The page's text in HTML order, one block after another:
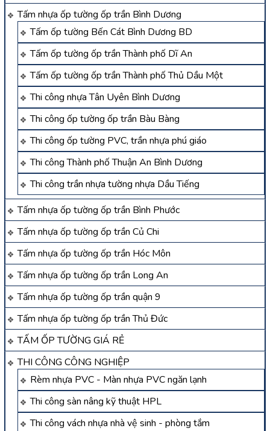
Tấm nhựa ốp tường ốp trần Bình Dương
Tấm ốp tường Bến Cát Bình Dương BD
Tấm ốp tường ốp trần Thành phố Dĩ An
Tấm ốp tường ốp trần Thành phố Thủ Dầu Một
Thi công nhựa Tân Uyên Bình Dương
Thi công ốp tường ốp trần Bàu Bàng
Thi công ốp tường PVC, trần nhựa phú giáo
Thi công Thành phố Thuận An Bình Dương
Thi công trần nhựa tường nhựa Dầu Tiếng
Tấm nhựa ốp tường ốp trần Bình Phước
Tấm nhựa ốp tường ốp trần Củ Chi
Tấm nhựa ốp tường ốp trần Hóc Môn
Tấm nhựa ốp tường ốp trần Long An
Tấm nhựa ốp tường ốp trần quận 9
Tấm nhựa ốp tường ốp trần Thủ Đức
TẤM ỐP TƯỜNG GIÁ RẺ
THI CÔNG CÔNG NGHIỆP
Rèm nhựa PVC - Màn nhựa PVC ngăn lạnh
Thi công sàn nâng kỹ thuật HPL
Thi công vách nhựa nhà vệ sinh - phòng tắm